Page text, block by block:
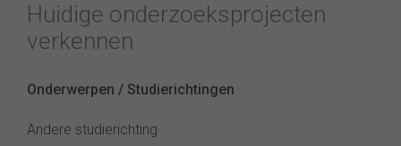
Huidige onderzoeksprojecten
verkennen
Onderwerpen / Studierichtingen
Andere studierichting